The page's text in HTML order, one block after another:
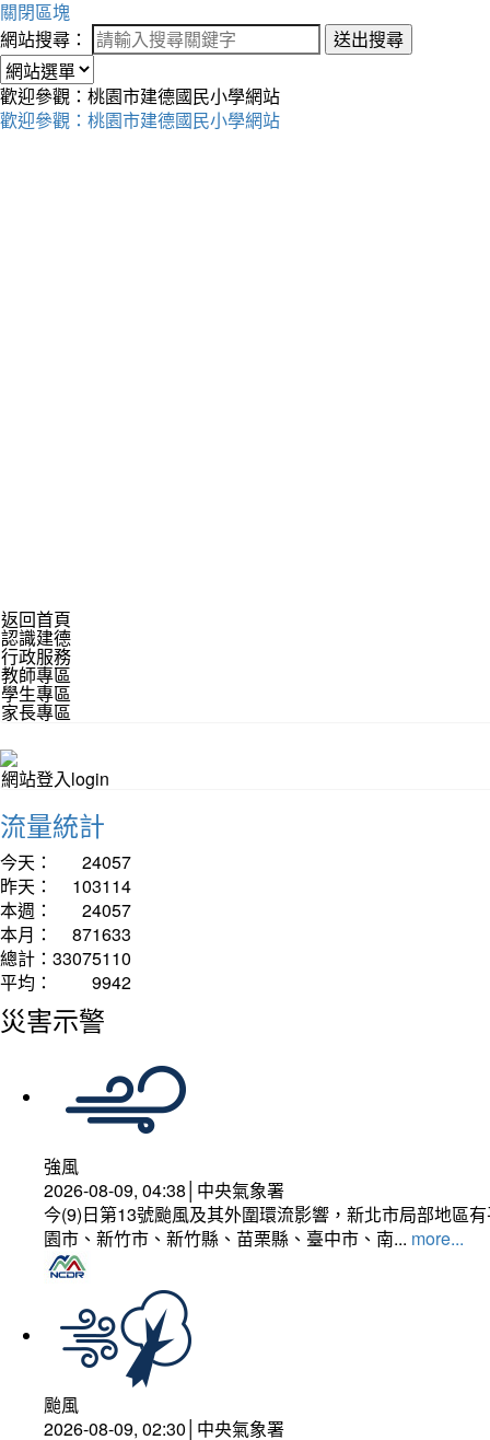
關閉區塊
網站搜尋：
送出搜尋
歡迎參觀：桃園市建德國民小學網站
歡迎參觀：桃園市建德國民小學網站
返回首頁
認識建德
行政服務
教師專區
學生專區
家長專區
網站登入login
流量統計
今天：
24057
昨天：
103114
本週：
24057
本月：
871633
總計： 33075110
平均：
9942
災害示警
強風
2026-08-09, 04:38│中央氣象署
今(9)日第13號颱風及其外圍環流影響，新北市局部地區
園市、新竹市、新竹縣、苗栗縣、臺中市、南... more...
颱風
2026-08-09, 02:30│中央氣象署